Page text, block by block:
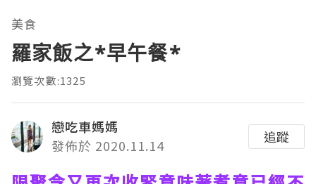
美食
羅家飯之*早午餐*
瀏覽次數:1325
戀吃車媽媽
發佈於 2020.11.14
追蹤